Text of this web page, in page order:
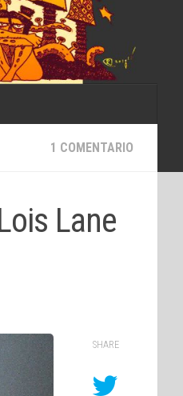
1 COMENTARIO
Lane
SHARE